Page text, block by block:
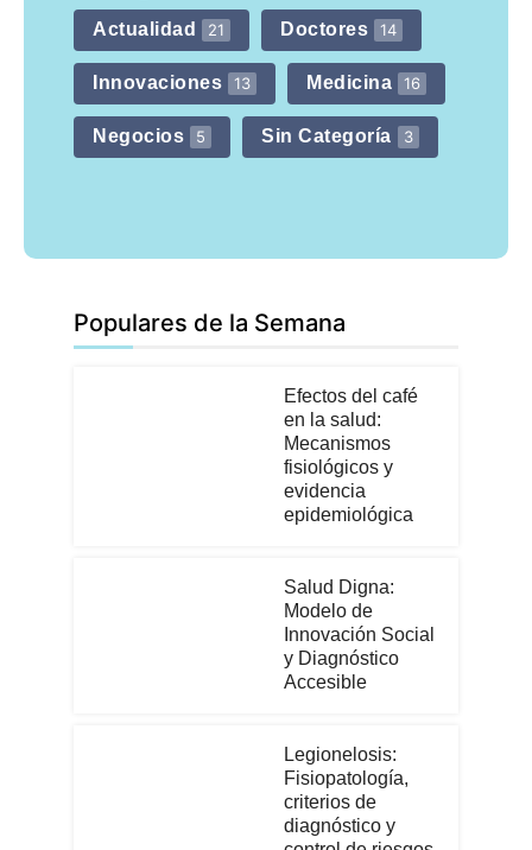
Actualidad 21 Doctores 14
Innovaciones 13 Medicina 16
Negocios 5 Sin Categoría 3
Populares de la Semana
Efectos del café
en la salud:
Mecanismos
fisiológicos y
evidencia
epidemiológica
Salud Digna:
Modelo de
Innovación Social
y Diagnóstico
Accesible
Legionelosis:
Fisiopatología,
criterios de
diagnóstico y